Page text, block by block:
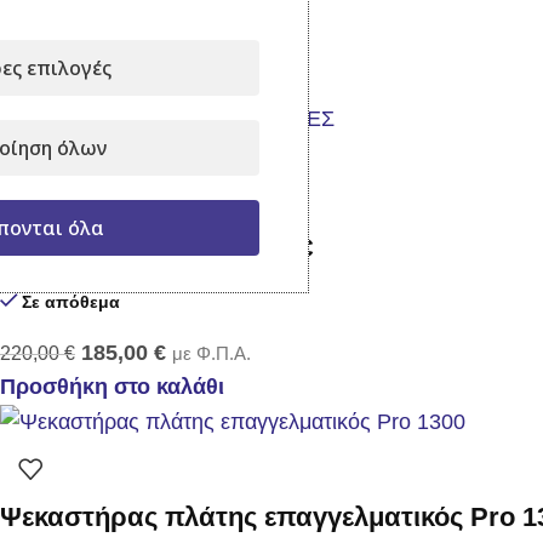
Προσθήκη στο καλάθι
-16%
Αντλία ψεκασμού TF 70C
Σε απόθεμα
220,00€ 185,00 € με Φ.Π.Α.
Προσθήκη στο καλάθι
Ψεκαστήρας πλάτης επαγγελματικός Pro
επιλογές
όλων
όλα